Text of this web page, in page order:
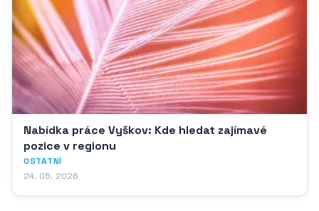
Nabídka práce Vyškov: Kde hledat zajímavé
pozice v regionu
OSTATNÍ
24. 05. 2026